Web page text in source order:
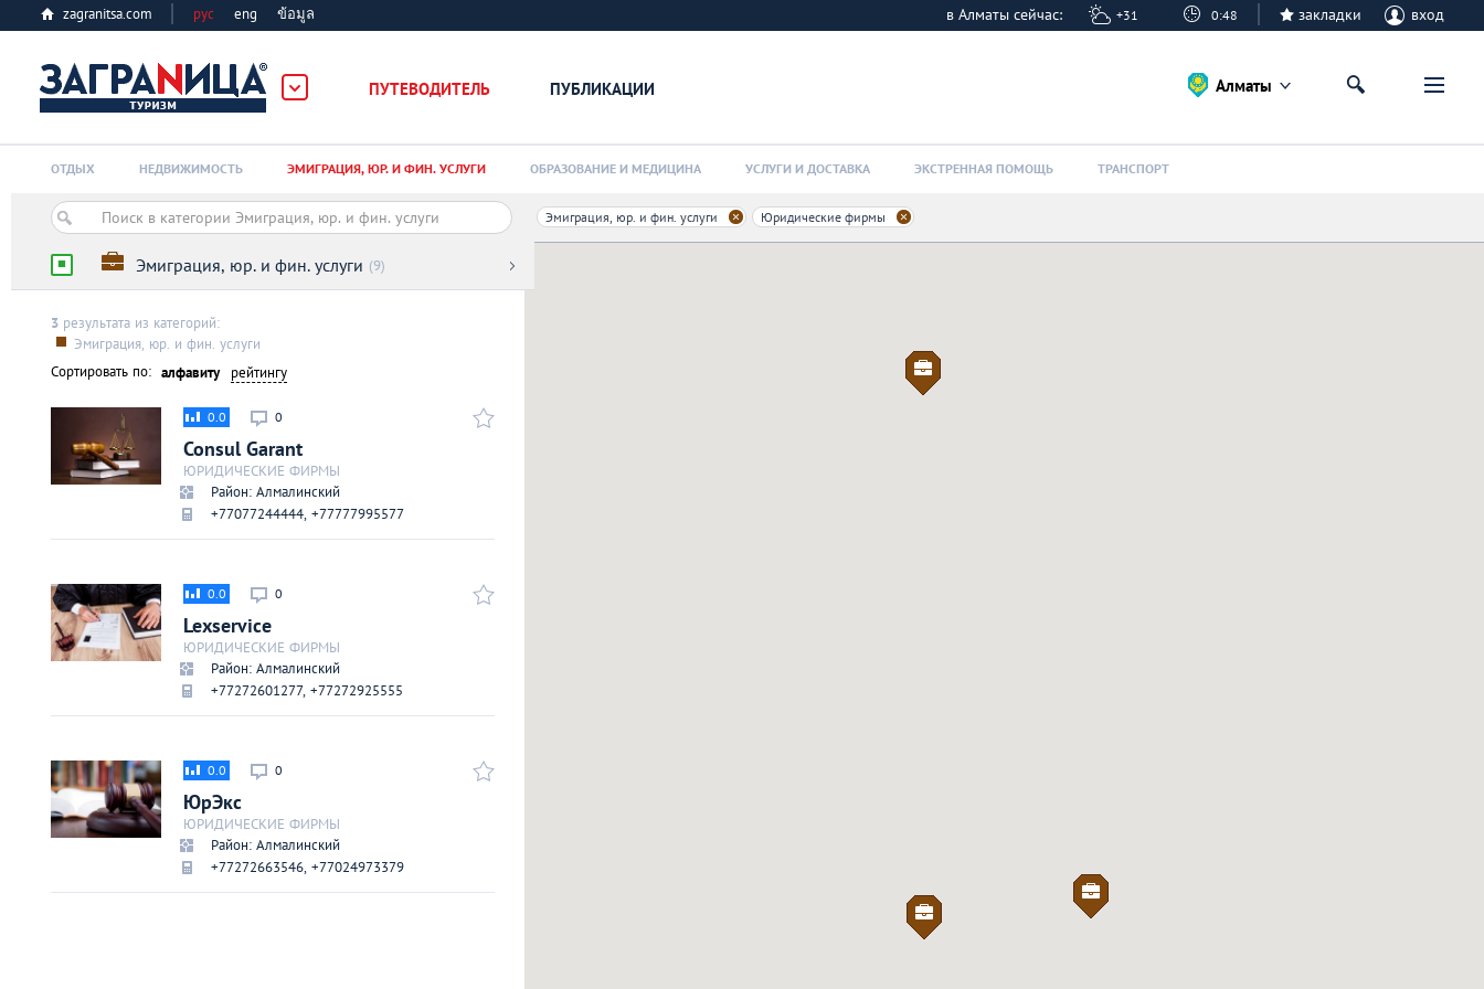
zagranitsa.com рус eng ข้อมูล в Алматы сейчас: +31 0:48 закладки вход
ПУТЕВОДИТЕЛЬ ПУБЛИКАЦИИ
Алматы
Астана
Афины
Киев
Лос-Анджелес
Москва
Паттайя
Пхукет
Алматы
ОТДЫХ НЕДВИЖИМОСТЬ ЭМИГРАЦИЯ, ЮР. И ФИН. УСЛУГИ ОБРАЗОВАНИЕ И МЕДИЦИНА УСЛУГИ И ДОСТАВКА ЭКСТРЕННАЯ ПОМОЩЬ ТРАНСПОРТ
Эмиграция, юр. и фин. услуги (9)
3 результата из категорий:
Эмиграция, юр. и фин. услуги
Сортировать по: алфавиту рейтингу
0
0.0
Consul Garant
ЮРИДИЧЕСКИЕ ФИРМЫ
Район: Алмалинский
+77077244444, +77777995577
0
0.0
Lexserviсe
ЮРИДИЧЕСКИЕ ФИРМЫ
Район: Алмалинский
+77272601277, +77272925555
0
0.0
ЮрЭкс
ЮРИДИЧЕСКИЕ ФИРМЫ
Район: Алмалинский
+77272663546, +77024973379
Эмиграция, юр. и фин. услуги Юридические фирмы